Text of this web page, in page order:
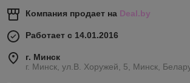
Компания продает на Deal.by
Работает с 14.01.2016
г. Минск
г. Минск, ул.В. Хоружей, 5, Минск,